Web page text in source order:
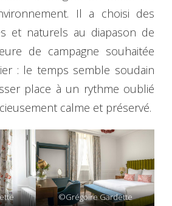
Il a choisi des
et naturels au diapason de
de campagne souhaitée
: le temps semble soudain
place à un rythme oublié
calme et préservé.
©Grégoire Gardette